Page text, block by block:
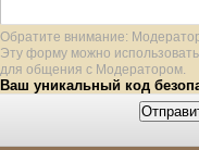
Обратите внимание:
Эту форму можно
для общения с Модератором.
Ваш уникальный код